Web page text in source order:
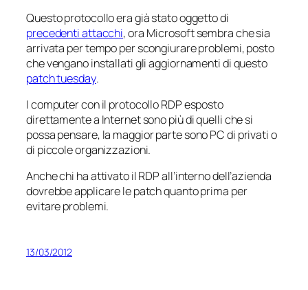
Questo protocollo era già stato oggetto di
precedenti attacchi, ora Microsoft sembra che sia
arrivata per tempo per scongiurare problemi, posto
che vengano installati gli aggiornamenti di questo
patch tuesday.
I computer con il protocollo RDP esposto
direttamente a Internet sono più di quelli che si
possa pensare, la maggior parte sono PC di privati o
di piccole organizzazioni.
Anche chi ha attivato il RDP all’interno dell’azienda
dovrebbe applicare le patch quanto prima per
evitare problemi.
13/03/2012